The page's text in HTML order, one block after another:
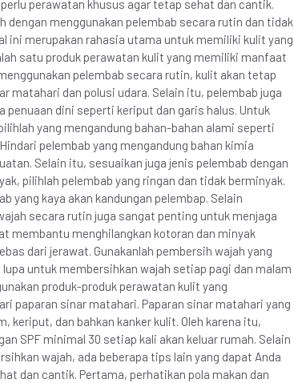
perawatan khusus agar tetap sehat dan cantik.
dengan menggunakan pelembab secara rutin dan tidak
ini merupakan rahasia utama untuk memiliki kulit yang
satu produk perawatan kulit yang memiliki manfaat
pelembab secara rutin, kulit akan tetap
matahari dan polusi udara. Selain itu, pelembab juga
dini seperti keriput dan garis halus. Untuk
yang mengandung bahan-bahan alami seperti
pelembab yang mengandung bahan kimia
Selain itu, sesuaikan juga jenis pelembab dengan
pilihlah pelembab yang ringan dan tidak berminyak.
yang kaya akan kandungan pelembap. Selain
secara rutin juga sangat penting untuk menjaga
membantu menghilangkan kotoran dan minyak
dari jerawat. Gunakanlah pembersih wajah yang
untuk membersihkan wajah setiap pagi dan malam
produk-produk perawatan kulit yang
paparan sinar matahari. Paparan sinar matahari yang
keriput, dan bahkan kanker kulit. Oleh karena itu,
SPF minimal 30 setiap kali akan keluar rumah. Selain
wajah, ada beberapa tips lain yang dapat Anda
dan cantik. Pertama, perhatikan pola makan dan